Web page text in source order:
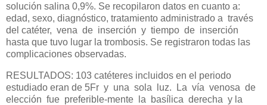
solución salina 0,9%. Se recopilaron datos en cuanto a:
edad, sexo, diagnóstico, tratamiento administrado a través
del catéter, vena de inserción y tiempo de inserción
hasta que tuvo lugar la trombosis. Se registraron todas las
complicaciones observadas.
RESULTADOS: 103 catéteres incluidos en el periodo
estudiado eran de 5Fr y una sola luz. La vía venosa de
elección fue preferible-mente la basílica derecha y la